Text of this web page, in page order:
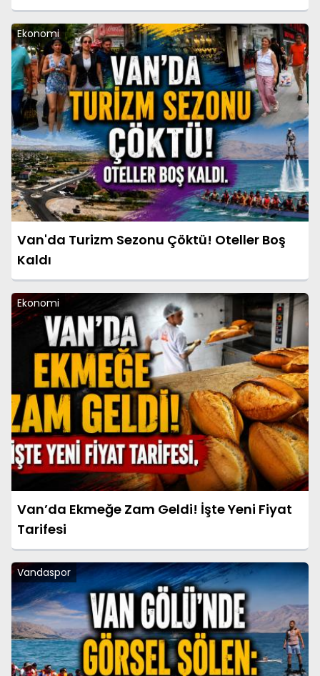
Ekonomi
Van'da Turizm Sezonu Çöktü! Oteller Boş
Kaldı
Ekonomi
Van’da Ekmeğe Zam Geldi! İşte Yeni Fiyat
Tarifesi
Vandaspor